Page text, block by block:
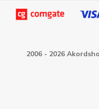
2006 - 2026